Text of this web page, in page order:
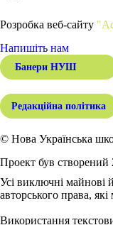
Розробка веб-сайту
Напишіть нам
Банери НУШ
Редакційна політика
© Нова Українська
Проект був створений
Усі виключні майнові
авторського права,
Використання